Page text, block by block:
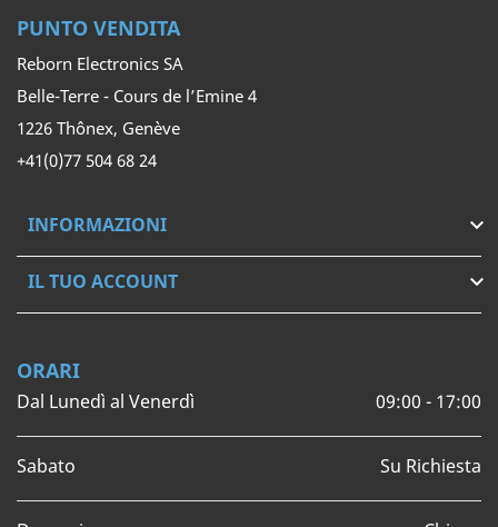
PUNTO VENDITA
Reborn Electronics SA
Belle-Terre - Cours de l’Emine 4
1226 Thônex, Genève
+41(0)77 504 68 24
INFORMAZIONI 
IL TUO ACCOUNT 
ORARI
Dal Lunedì al Venerdì 09:00 - 17:00
Sabato Su Richiesta